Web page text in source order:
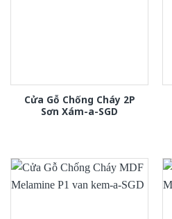
Cửa Gỗ Chống Cháy 2P
Sơn Xám-a-SGD